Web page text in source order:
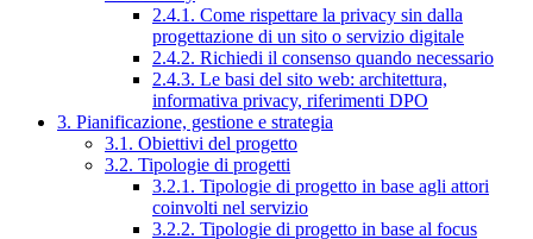
2.4.1. Come rispettare la privacy sin dalla
progettazione di un sito o servizio digitale
2.4.2. Richiedi il consenso quando necessario
2.4.3. Le basi del sito web: architettura,
informativa privacy, riferimenti DPO
3. Pianificazione, gestione e strategia
3.1. Obiettivi del progetto
3.2. Tipologie di progetti
3.2.1. Tipologie di progetto in base agli attori
coinvolti nel servizio
3.2.2. Tipologie di progetto in base al focus